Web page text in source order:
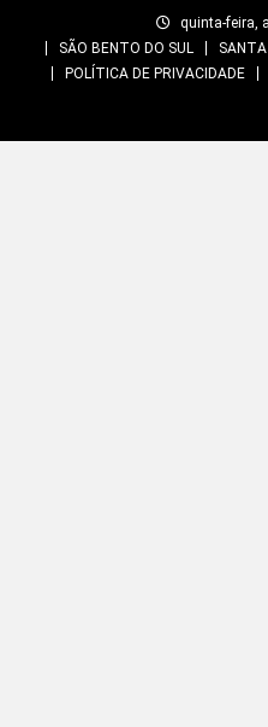
quinta-feira,
SÃO BENTO DO SUL
POLÍTICA DE PRIVACIDADE